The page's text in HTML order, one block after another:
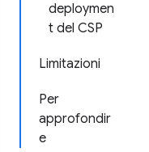
deploymen
t del CSP
Limitazioni
Per
approfondir
e